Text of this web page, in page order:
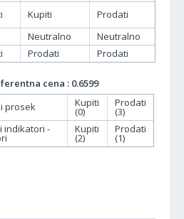
Kupiti
Prodati
Neutralno
Neutralno
Prodati Prodati
cena : 0.6599
prosek Kupiti
(0)
Prodati
(3)
indikatori -
Kupiti
(2)
Prodati
(1)